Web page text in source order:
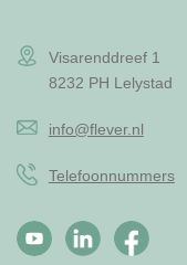
Visarenddreef 1
8232 PH Lelystad
info@flever.nl
Telefoonnummers